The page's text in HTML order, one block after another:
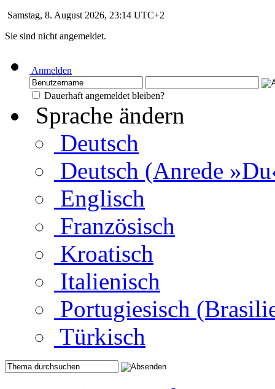
Samstag, 8. August 2026, 23:14 UTC+2
Sie sind nicht angemeldet.
Anmelden
Dauerhaft angemeldet bleiben?
Sprache ändern
Deutsch
Deutsch (Anrede
Englisch
Französisch
Kroatisch
Italienisch
Portugiesisch
Türkisch